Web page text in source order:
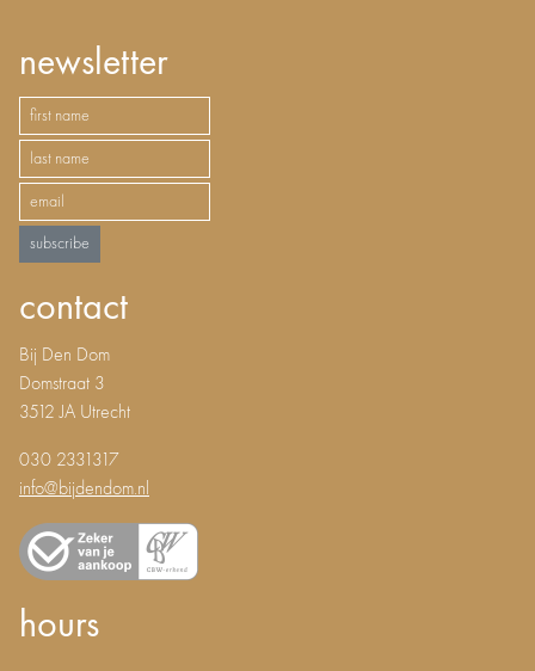
newsletter
subscribe
contact
Bij Den Dom
Domstraat 3
3512 JA Utrecht
030 2331317
info@bijdendom.nl
hours